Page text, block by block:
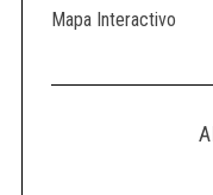
Mapa Interactivo